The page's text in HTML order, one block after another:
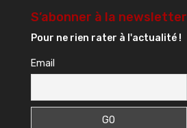
S’abonner à la newsletter
Pour ne rien rater à l'actualité !
Email